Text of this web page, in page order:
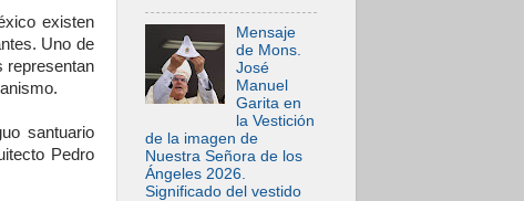
existen
Uno de
representan
santuario
Pedro
Mensaje
de Mons.
José
Manuel
Garita en
la Vestición
de la imagen de
Nuestra Señora de los
Ángeles 2026.
Significado del vestido